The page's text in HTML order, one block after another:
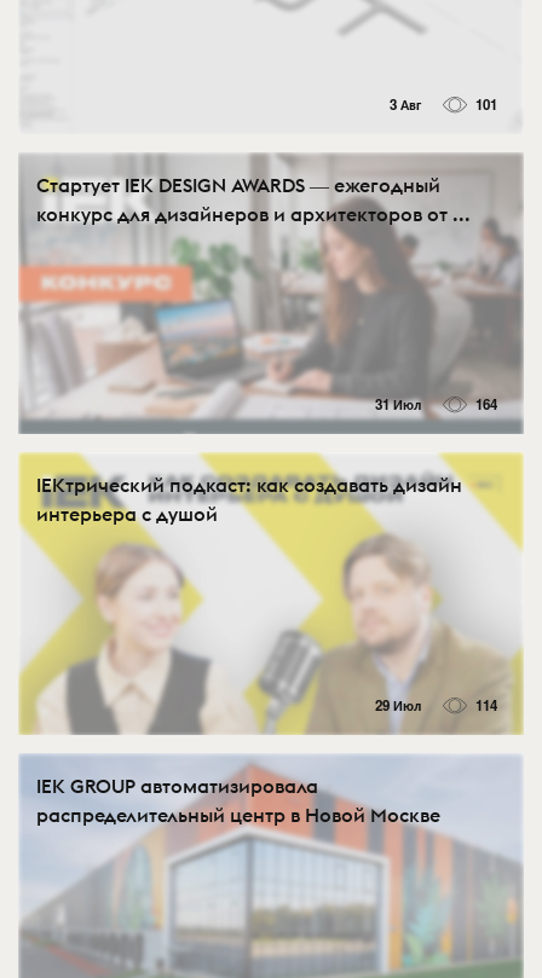
3 Авг 101
Стартует IEK DESIGN AWARDS ― ежегодный
конкурс для дизайнеров и архитекторов от ...
31 Июл 164
IEKтрический подкаст: как создавать дизайн
интерьера с душой
29 Июл 114
IEK GROUP автоматизировала
распределительный центр в Новой Москве